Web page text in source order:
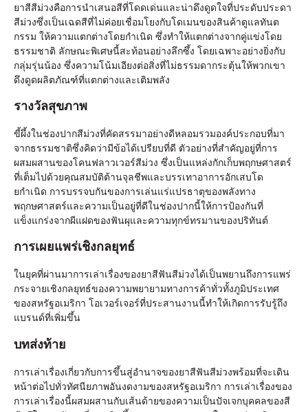
ยาสีสีม่วงคือการนําเสนอสีที่โดดเด่นและน่าดึงดูดใจที่ประดับประดา
สีม่วงซึ่งเป็นเฉดสีที่ไม่ค่อยเชื่อมโยงกับโดเมนของสินค้าดูแลทันต
กรรม ให้ความแตกต่างโดยกําเนิด ซึ่งทําให้แตกต่างจากคู่แข่งโดย
ธรรมชาติ ลักษณะพิเศษนี้สะท้อนอย่างลึกซึ้ง โดยเฉพาะอย่างยิ่งกับ
กลุ่มรุ่นน้อง ซึ่งความโน้มเอียงต่อสิ่งที่ไม่ธรรมดากระตุ้นให้พวกเขา
ดึงดูดผลิตภัณฑ์ที่แตกต่างและเติมพลัง
รางวัลสุขภาพ
ขี้ผึ้งในช่องปากสีม่วงที่คัดสรรมาอย่างดีหลอมรวมองค์ประกอบที่มา
จากธรรมชาติซึ่งคิดว่ามีข้อได้เปรียบที่ดี ตัวอย่างที่สําคัญอยู่ที่การ
ผสมผสานของโคนฟลาวเวอร์สีม่วง ซึ่งเป็นแหล่งกักเก็บพฤกษศาสตร์
ที่เต็มไปด้วยคุณสมบัติต้านจุลชีพและบรรเทาอาการอักเสบโด
ยกําเนิด การบรรจบกันของการเล่นแร่แปรธาตุของพลังทาง
พฤกษศาสตร์และความเป็นอยู่ที่ดีในช่องปากนี้ให้การป้องกันที่
แข็งแกร่งจากผีแฝดของฟันผุและความทุกข์ทรมานของปริทันต์
การเผยแพร่เชิงกลยุทธ์
ในยุคที่ผ่านมาการเล่าเรื่องของยาสีฟันสีม่วงได้เป็นพยานถึงการแพร่
กระจายเชิงกลยุทธ์ของความพยายามทางการค้าทั่วทั้งภูมิประเทศ
ของสหรัฐอเมริกา โอเวอร์เจอร์ที่ประสานงานนี้ทําให้เกิดการรับรู้ถึง
แบรนด์ที่เพิ่มขึ้น
บทส่งท้าย
การเล่าเรื่องเกี่ยวกับการขึ้นสู่อํานาจของยาสีฟันสีม่วงพร้อมที่จะเดิน
หน้าต่อไปทั่วทัศนียภาพอันงดงามของสหรัฐอเมริกา การเล่าเรื่องของ
การเล่าเรื่องนี้ผสมผสานกับเส้นด้ายของความเป็นปัจเจกบุคคลของสี